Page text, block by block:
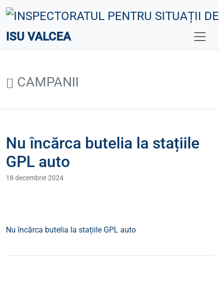
ISU VALCEA
CAMPANII
Nu încărca butelia la stațiile
GPL auto
18 decembrie 2024
Nu încărca butelia la stațiile GPL auto